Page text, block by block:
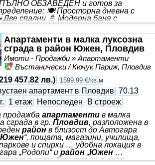
ОБЗАВЕДЕН и готов за
🍽️ Просторна дневна с
Две спални 🚿 Модерна баня с
перално помещение 🌴 Тераса
включено подземно паркомясто за 2
които предлагаме: -
консултант относно
- Договаряне на възможно най-
Вас. - Оформление на цялата
сделката. - Агенцията работи с
бранша
Апартаменти в малка луксозна
сграда в район Южен, Пловдив
Имоти - Продажби » Апартаменти
Въстанически / Кючук Париж, Пловдив
457.82 лв.)
1599.99 €/кв.м
апартамент в Пловдив
70.13
1 етаж Непоследен
В строеж
продажба апартаменти в малка
сграда в гр. Пловдив, разположена в
район в близост до Автогара
Южен“, пощата, магазини, училища,
и спирки … удобна локация в
„Родопи“ и район „Южен …
като бутиков жилищен